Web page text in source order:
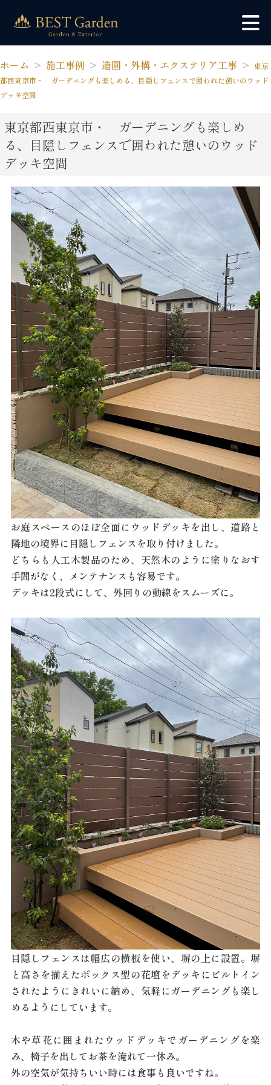
ホーム 施工事例 造園・外構・エクステリア工事
東京
都西東京市・ ガーデニングも楽しめる、目隠しフェンスで囲われた憩いのウッド
デッキ空間
東京都西東京市・ ガーデニングも楽しめ
る、目隠しフェンスで囲われた憩いのウッド
デッキ空間
お庭スペースのほぼ全面にウッドデッキを出し、道路と
隣地の境界に目隠しフェンスを取り付けました。
どちらも人工木製品のため、天然木のように塗りなおす
手間がなく、メンテナンスも容易です。
デッキは2段式にして、外回りの動線をスムーズに。
目隠しフェンスは幅広の横板を使い、塀の上に設置。塀
と高さを揃えたボックス型の花壇をデッキにビルトイン
されたようにきれいに納め、気軽にガーデニングも楽し
めるようにしています。
木や草花に囲まれたウッドデッキでガーデニングを楽
み、椅子を出してお茶を淹れて一休み。
外の空気が気持ちいい時には食事も良いですね。